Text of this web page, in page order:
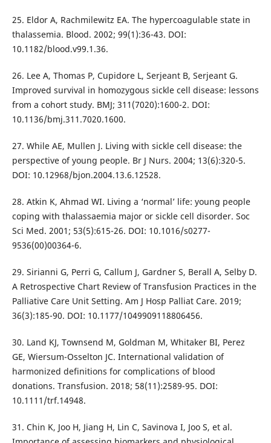
25. Eldor A, Rachmilewitz EA. The hypercoagulable state in
thalassemia. Blood. 2002; 99(1):36-43. DOI:
10.1182/blood.v99.1.36.
26. Lee A, Thomas P, Cupidore L, Serjeant B, Serjeant G.
Improved survival in homozygous sickle cell disease: lessons
from a cohort study. BMJ; 311(7020):1600-2. DOI:
10.1136/bmj.311.7020.1600.
27. While AE, Mullen J. Living with sickle cell disease: the
perspective of young people. Br J Nurs. 2004; 13(6):320-5.
DOI: 10.12968/bjon.2004.13.6.12528.
28. Atkin K, Ahmad WI. Living a ‘normal’ life: young people
coping with thalassaemia major or sickle cell disorder. Soc
Sci Med. 2001; 53(5):615-26. DOI: 10.1016/s0277-
9536(00)00364-6.
29. Sirianni G, Perri G, Callum J, Gardner S, Berall A, Selby D.
A Retrospective Chart Review of Transfusion Practices in the
Palliative Care Unit Setting. Am J Hosp Palliat Care. 2019;
36(3):185-90. DOI: 10.1177/1049909118806456.
30. Land KJ, Townsend M, Goldman M, Whitaker BI, Perez
GE, Wiersum-Osselton JC. International validation of
harmonized definitions for complications of blood
donations. Transfusion. 2018; 58(11):2589-95. DOI:
10.1111/trf.14948.
31. Chin K, Joo H, Jiang H, Lin C, Savinova I, Joo S, et al.